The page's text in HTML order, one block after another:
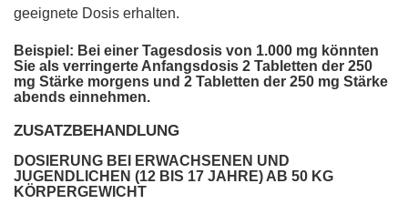
geeignete Dosis erhalten.
Beispiel: Bei einer Tagesdosis von 1.000 mg könnten
Sie als verringerte Anfangsdosis 2 Tabletten der 250
mg Stärke morgens und 2 Tabletten der 250 mg Stärke
abends einnehmen.
ZUSATZBEHANDLUNG
DOSIERUNG BEI ERWACHSENEN UND
JUGENDLICHEN (12 BIS 17 JAHRE) AB 50 KG
KÖRPERGEWICHT